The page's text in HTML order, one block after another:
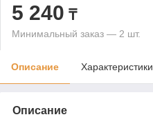
5 240 ₸
Минимальный заказ — 2 шт.
Описание Характеристики
Описание